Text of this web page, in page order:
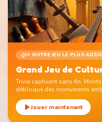
⭐ NOTRE JEU LE PLUS
Grand Jeu de
Trivia captivant sans fin.
débloque des monuments
Jouer maintenant